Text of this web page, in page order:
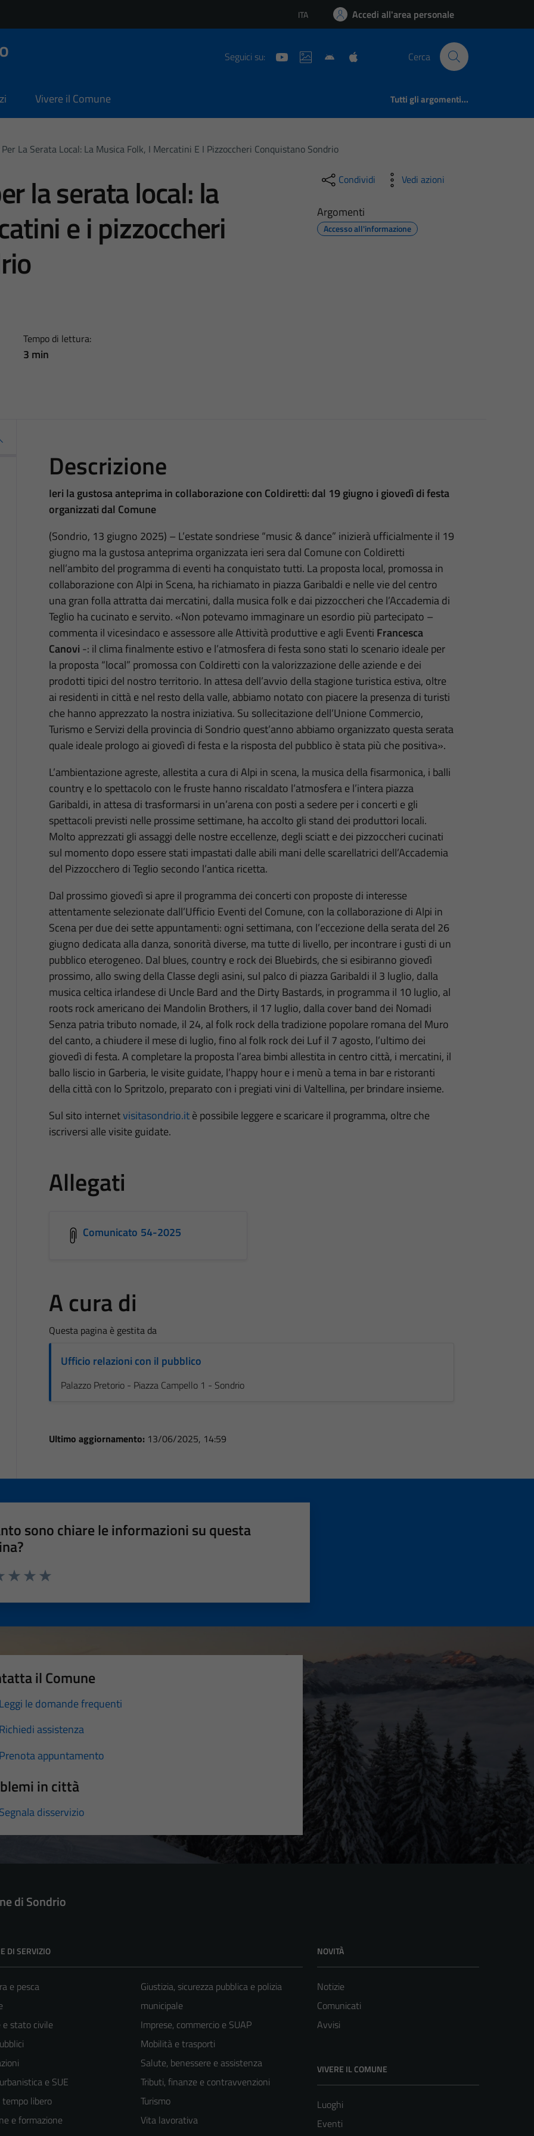
Lingua attiva:
ITA Accedi all'area personale
Seguici su: Cerca
Vivere il Comune Tutti gli argomenti...
La Serata Local: La Musica Folk, I Mercatini E I Pizzoccheri Conquistano Sondrio
la serata local: la
e i pizzoccheri
Tempo di lettura:
3 min
Condividi Vedi azioni
Argomenti
Accesso all'informazione
Descrizione
Ieri la gustosa anteprima in collaborazione con Coldiretti: dal 19 giugno i giovedì di festa
organizzati dal Comune
(Sondrio, 13 giugno 2025) – L’estate sondriese “music & dance” inizierà ufficialmente il 19
giugno ma la gustosa anteprima organizzata ieri sera dal Comune con Coldiretti
nell’ambito del programma di eventi ha conquistato tutti. La proposta local, promossa in
collaborazione con Alpi in Scena, ha richiamato in piazza Garibaldi e nelle vie del centro
una gran folla attratta dai mercatini, dalla musica folk e dai pizzoccheri che l’Accademia di
Teglio ha cucinato e servito. «Non potevamo immaginare un esordio più partecipato –
commenta il vicesindaco e assessore alle Attività produttive e agli Eventi Francesca
Canovi -: il clima finalmente estivo e l’atmosfera di festa sono stati lo scenario ideale per
la proposta “local” promossa con Coldiretti con la valorizzazione delle aziende e dei
prodotti tipici del nostro territorio. In attesa dell’avvio della stagione turistica estiva, oltre
ai residenti in città e nel resto della valle, abbiamo notato con piacere la presenza di turisti
che hanno apprezzato la nostra iniziativa. Su sollecitazione dell’Unione Commercio,
Turismo e Servizi della provincia di Sondrio quest’anno abbiamo organizzato questa serata
quale ideale prologo ai giovedì di festa e la risposta del pubblico è stata più che positiva».
L’ambientazione agreste, allestita a cura di Alpi in scena, la musica della fisarmonica, i balli
country e lo spettacolo con le fruste hanno riscaldato l’atmosfera e l’intera piazza
Garibaldi, in attesa di trasformarsi in un’arena con posti a sedere per i concerti e gli
spettacoli previsti nelle prossime settimane, ha accolto gli stand dei produttori locali.
Molto apprezzati gli assaggi delle nostre eccellenze, degli sciatt e dei pizzoccheri cucinati
sul momento dopo essere stati impastati dalle abili mani delle scarellatrici dell’Accademia
del Pizzocchero di Teglio secondo l’antica ricetta.
Dal prossimo giovedì si apre il programma dei concerti con proposte di interesse
attentamente selezionate dall’Ufficio Eventi del Comune, con la collaborazione di Alpi in
Scena per due dei sette appuntamenti: ogni settimana, con l’eccezione della serata del 26
giugno dedicata alla danza, sonorità diverse, ma tutte di livello, per incontrare i gusti di un
pubblico eterogeneo. Dal blues, country e rock dei Bluebirds, che si esibiranno giovedì
prossimo, allo swing della Classe degli asini, sul palco di piazza Garibaldi il 3 luglio, dalla
musica celtica irlandese di Uncle Bard and the Dirty Bastards, in programma il 10 luglio, al
roots rock americano dei Mandolin Brothers, il 17 luglio, dalla cover band dei Nomadi
Senza patria tributo nomade, il 24, al folk rock della tradizione popolare romana del Muro
del canto, a chiudere il mese di luglio, fino al folk rock dei Luf il 7 agosto, l’ultimo dei
giovedì di festa. A completare la proposta l’area bimbi allestita in centro città, i mercatini, il
ballo liscio in Garberia, le visite guidate, l’happy hour e i menù a tema in bar e ristoranti
della città con lo Spritzolo, preparato con i pregiati vini di Valtellina, per brindare insieme.
Sul sito internetvisitasondrio.itè possibile leggere e scaricare il programma, oltre che
iscriversi alle visite guidate.
Allegati
Comunicato 54-2025
A cura di
Questa pagina è gestita da
Ufficio relazioni con il pubblico
Palazzo Pretorio - Piazza Campello 1 - Sondrio
Ultimo aggiornamento: 13/06/2025, 14:59
sono chiare le informazioni su questa
il Comune
Leggi le domande frequenti
Richiedi assistenza
Prenota appuntamento
in città
Segnala disservizio
di Sondrio
DI SERVIZIO
e pesca
e stato civile
e SUE
libero
e formazione
Giustizia, sicurezza pubblica e polizia
municipale
Imprese, commercio e SUAP
Mobilità e trasporti
Salute, benessere e assistenza
Tributi, finanze e contravvenzioni
Turismo
Vita lavorativa
NOVITÀ
Notizie
Comunicati
Avvisi
VIVERE IL COMUNE
Luoghi
Eventi